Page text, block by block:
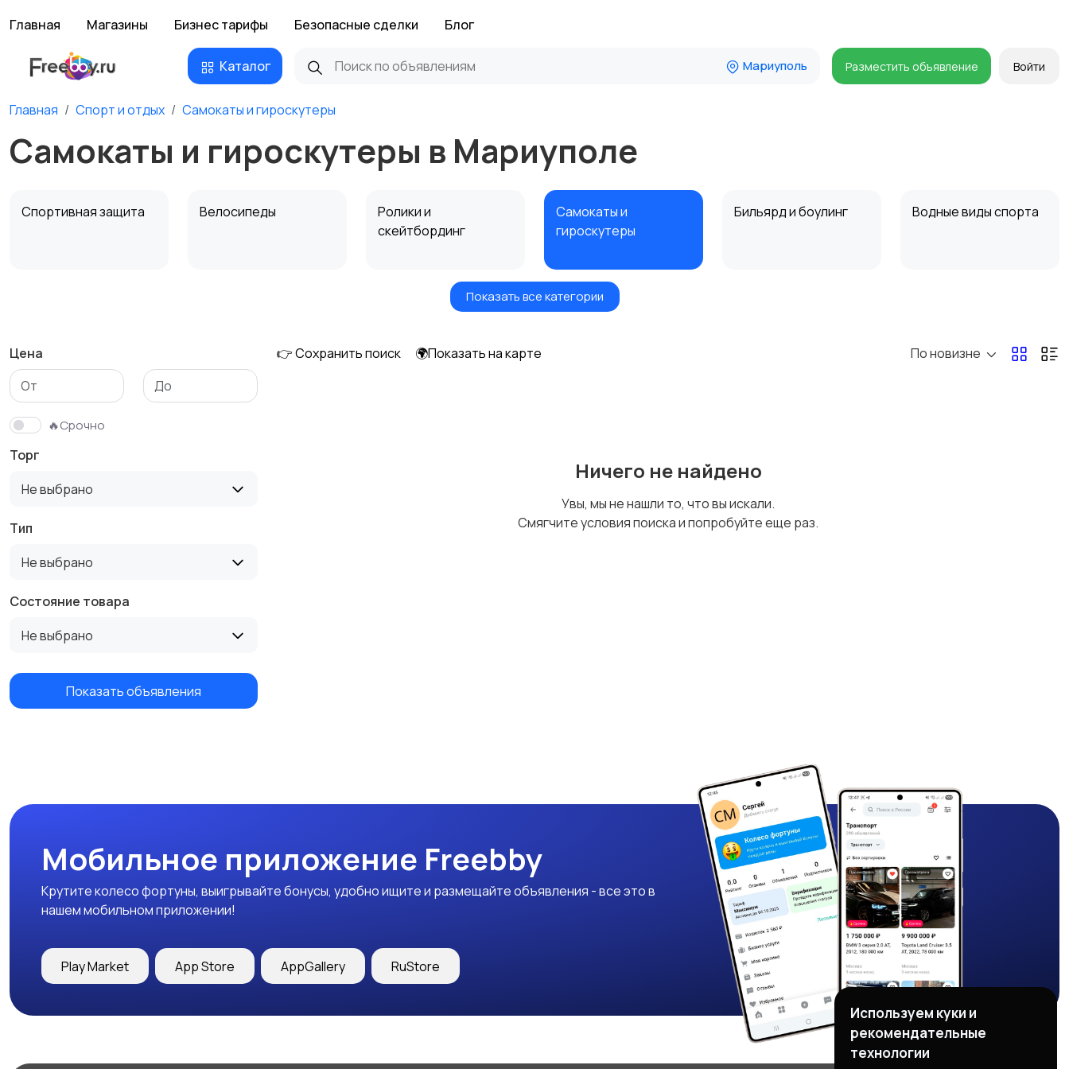
Главная Магазины Бизнес тарифы Безопасные сделки Блог
Каталог Мариуполь Разместить объявление Войти
Главная Спорт и отдых Самокаты и гироскутеры
Самокаты и гироскутеры в Мариуполе
Спортивная защита Велосипеды
Ролики и
скейтбординг
Самокаты и
гироскутеры
Бильярд и боулинг Водные виды спорта
Игры с мячом Охота и рыбалка
Тренажеры и фитнес Спортивное питание
Показать все категории
Цена
🔥Срочно
Торг
Не выбрано
Тип
Не выбрано
Состояние товара
Не выбрано
Показать объявления
👉 Сохранить поиск 🌍Показать на карте По новизне
Ничего не найдено
Увы, мы не нашли то, что вы искали.
Смягчите условия поиска и попробуйте еще раз.
Мобильное приложение Freebby
Крутите колесо фортуны, выигрывайте бонусы, удобно ищите и размещайте объявления - все это в
нашем мобильном приложении!
Play Market App Store AppGallery RuStore
Используем куки и
рекомендательные
технологии